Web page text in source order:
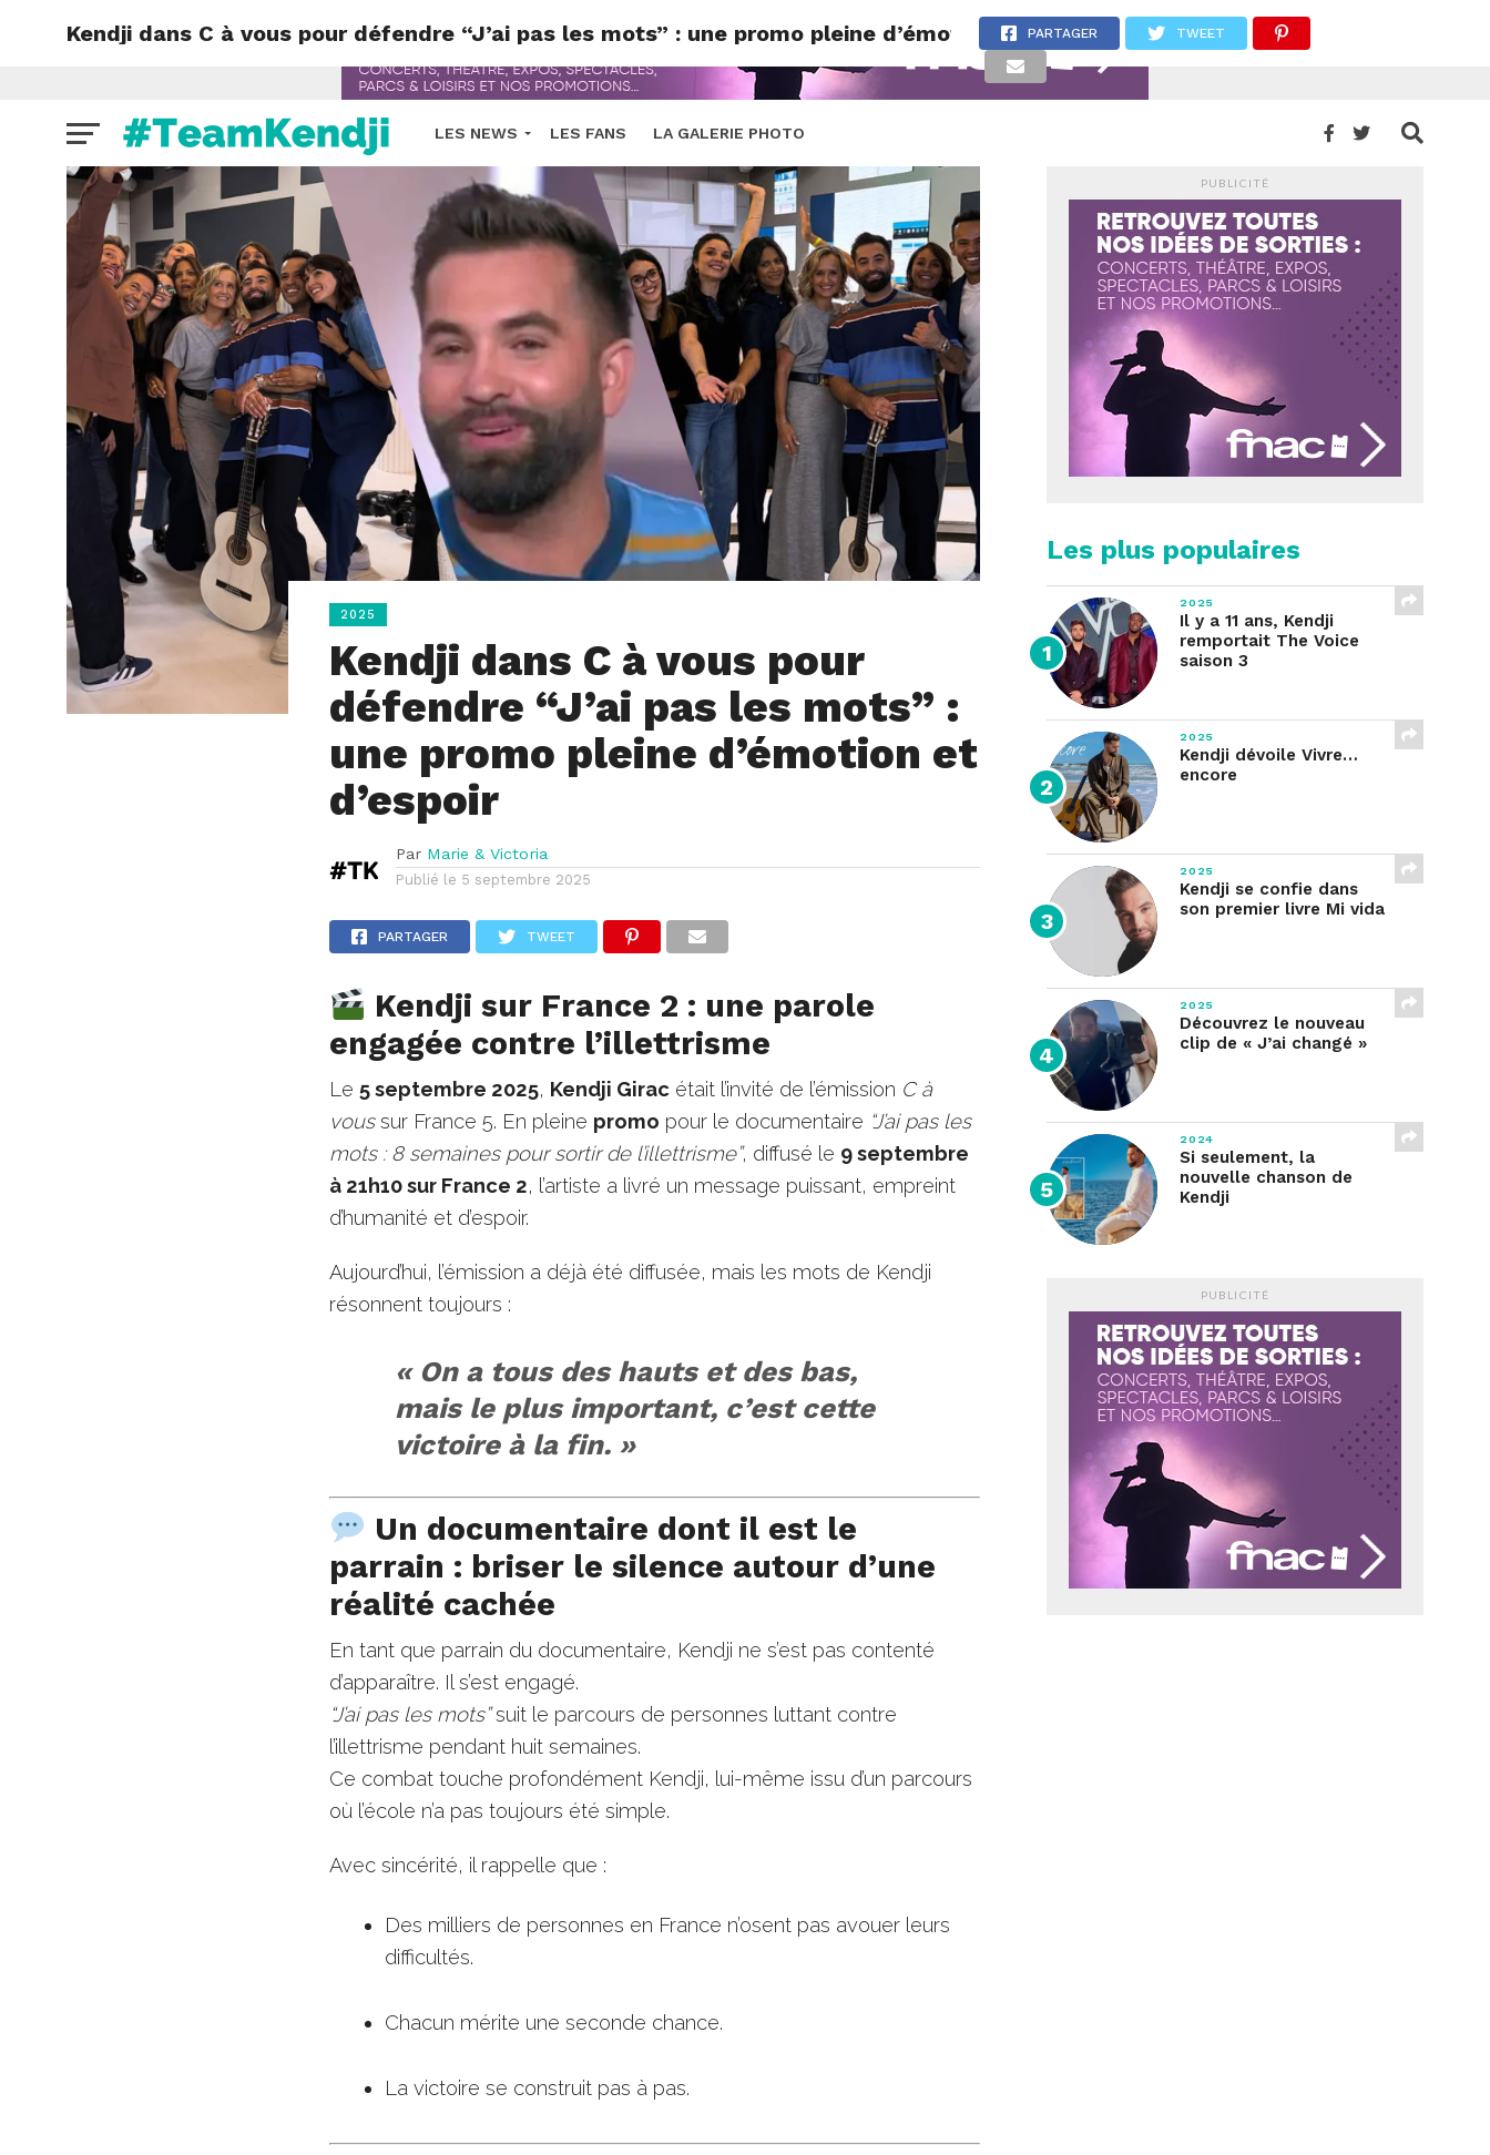
LES NEWS LES FANS LA GALERIE PHOTO
Kendji dans C à vous pour défendre “J’ai pas les mots” : une promo pleine d’émotion et d’espoir
PARTAGER TWEET
2025
Kendji dans C à vous pour
défendre “J’ai pas les mots” :
une promo pleine d’émotion et
d’espoir
Par Marie & Victoria
Publié le 5 septembre 2025
PARTAGER TWEET
Kendji sur France 2 : une parole
engagée contre l’illettrisme
Le 5 septembre 2025, Kendji Girac était l’invité de l’émission C à
voussur France 5. En pleine promo pour le documentaire “J’ai pas les
mots : 8 semaines pour sortir de l’illettrisme”, diffusé le 9 septembre
à 21h10 sur France 2, l’artiste a livré un message puissant, empreint
d’humanité et d’espoir.
Aujourd’hui, l’émission a déjà été diffusée, mais les mots de Kendji
résonnent toujours :
« On a tous des hauts et des bas,
mais le plus important, c’est cette
victoire à la fin. »
Un documentaire dont il est le
parrain : briser le silence autour d’une
réalité cachée
En tant que parrain du documentaire, Kendji ne s’est pas contenté
d’apparaître. Il s’est engagé.
“J’ai pas les mots”suit le parcours de personnes luttant contre
l’illettrisme pendant huit semaines.
Ce combat touche profondément Kendji, lui-même issu d’un parcours
où l’école n’a pas toujours été simple.
Avec sincérité, il rappelle que :
Des milliers de personnes en France n’osent pas avouer leurs
difficultés.
Chacun mérite une seconde chance.
La victoire se construit pas à pas.
PUBLICITÉ
Les plus populaires
2025
Il y a 11 ans, Kendji
remportait The Voice
saison 3
2025
Kendji dévoile Vivre…
encore
2025
Kendji se confie dans
son premier livre Mi vida
2025
Découvrez le nouveau
clip de « J’ai changé »
2024
Si seulement, la
nouvelle chanson de
Kendji
PUBLICITÉ